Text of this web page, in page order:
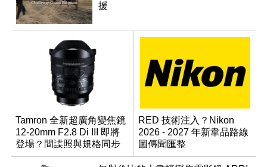
援
Tamron 全新超廣角變焦鏡
12-20mm F2.8 Di III 即將
登場？間諜照與規格同步
流出
RED 技術注入？Nikon
2026 - 2027 年新韋品路線
圖傳聞匯整